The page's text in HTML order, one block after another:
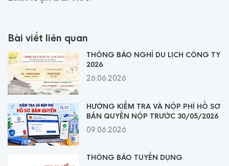
Bài viết liên quan
THÔNG BÁO NGHỈ DU LỊCH CÔNG TY
2026
26.06.2026
HƯỚNG KIỂM TRA VÀ NỘP PHÍ HỒ SƠ
BẢN QUYỀN NỘP TRƯỚC 30/05/2026
09.06.2026
THÔNG BÁO TUYỂN DỤNG